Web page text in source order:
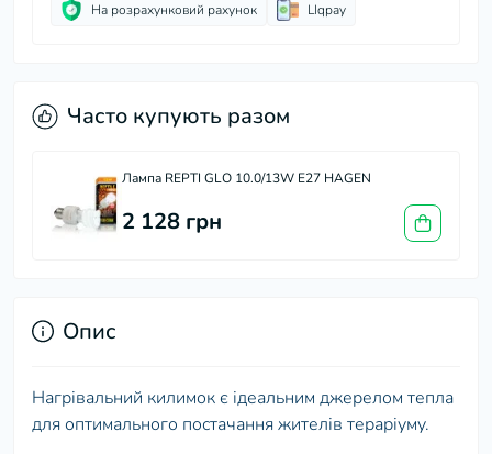
На розрахунковий рахунок
LIqpay
Часто купують разом
Лампа REPTI GLO 10.0/13W Е27 HAGEN
2 128 грн
Опис
Нагрівальний килимок є ідеальним джерелом тепла
для оптимального постачання жителів тераріуму.